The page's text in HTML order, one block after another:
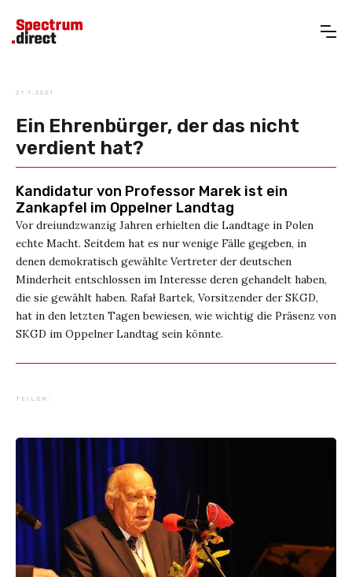
21.1.2021
Ein Ehrenbürger, der das nicht
verdient hat?
Kandidatur von Professor Marek ist ein
Zankapfel im Oppelner Landtag
Vor dreiundzwanzig Jahren erhielten die Landtage in Polen
echte Macht. Seitdem hat es nur wenige Fälle gegeben, in
denen demokratisch gewählte Vertreter der deutschen
Minderheit entschlossen im Interesse deren gehandelt haben,
die sie gewählt haben. Rafał Bartek, Vorsitzender der SKGD,
hat in den letzten Tagen bewiesen, wie wichtig die Präsenz von
SKGD im Oppelner Landtag sein könnte.
TEILEN: